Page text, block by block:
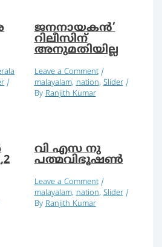
/
ജനനായകന്‍’
റിലീസിന്
അനുമതിയില്ല
Leave a Comment /
malayalam, nation, Slider/
By Ranjith Kumar
വി എസ നു
പത്മവിഭൂഷണ്‍
Leave a Comment /
malayalam,nation,Slider/
ByRanjith Kumar